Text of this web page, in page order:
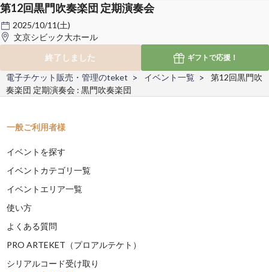
第12回黒門吹奏楽団 定期演奏会
2025/10/11(土)
文京シビック大ホール
終了しました
ギフトで応援！
電子チケット販売・管理のteket イベント一覧
第12回黒門吹
奏楽団 定期演奏会 : 黒門吹奏楽団
一般ご利用者様
イベントを探す
イベントカテゴリ一覧
イベントエリア一覧
使い方
よくある質問
PRO ARTEKET（プロアルテケト）
シリアルコード受け取り